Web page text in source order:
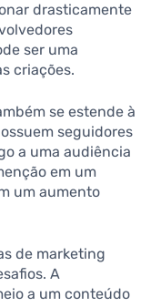
drasticamente
ser uma
criações.
se estende à
seguidores
a uma audiência
em um
um aumento
de marketing
A
a um conteúdo